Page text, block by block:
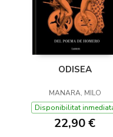
ODISEA
MANARA, MILO
Disponibilitat
22,90 €